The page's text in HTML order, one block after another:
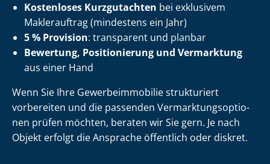
Kostenloses Kurzgutachten bei exklusivem
Maklerauftrag (mindestens ein Jahr)
5 % Provision: transparent und planbar
Bewertung, Positionierung und Vermarktung
aus einer Hand
Wenn Sie Ihre Ge­wer­be­im­mo­bi­lie strukturiert
vorbereiten und die passenden Ver­mark­tungs­op­tio­
nen prüfen möchten, beraten wir Sie gern. Je nach
Objekt erfolgt die Ansprache öffentlich oder diskret.